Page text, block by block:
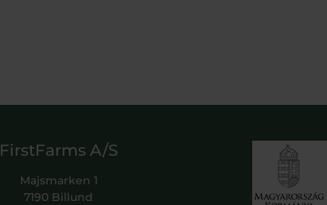
FirstFarms A/S
Majsmarken 1
7190 Billund